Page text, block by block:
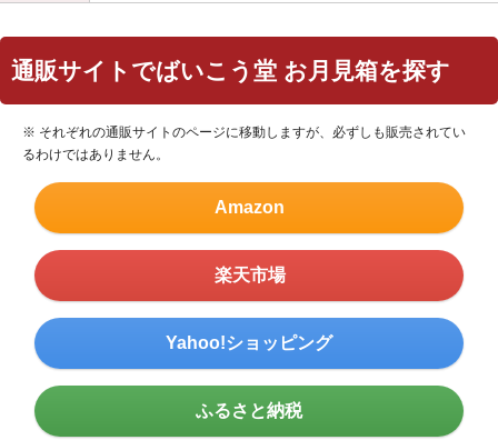
通販サイトでばいこう堂 お月見箱を探す
※ それぞれの通販サイトのページに移動しますが、必ずしも販売されてい
るわけではありません。
Amazon
楽天市場
Yahoo!ショッピング
ふるさと納税